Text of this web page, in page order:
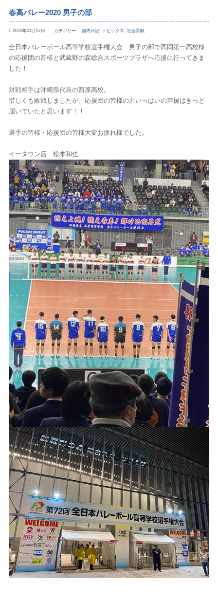
春高バレー2020 男子の部
2020年01月07日 カテゴリー： 国内日記 トピックス 社会貢献
全日本バレーボール高等学校選手権大会 男子の部で高岡第一高校様
の応援団の皆様と武蔵野の森総合スポーツプラザへ応援に行ってきま
した！
対戦相手は沖縄県代表の西原高校。
惜しくも敗戦しましたが、応援団の皆様の力いっぱいの声援はきっと
届いていたと思います！！
選手の皆様・応援団の皆様大変お疲れ様でした。
イータウン店 松本和也